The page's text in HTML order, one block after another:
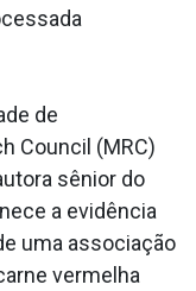
de
Council (MRC)
sênior do
a evidência
uma associação
vermelha